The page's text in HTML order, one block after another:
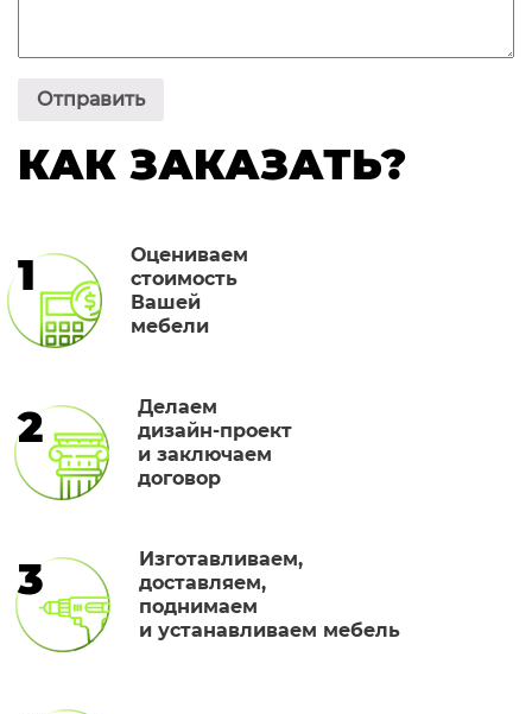
КАК ЗАКАЗАТЬ?
1
Оцениваем
стоимость
Вашей
мебели
2
Делаем
дизайн-проект
и заключаем
договор
3
Изготавливаем,
доставляем,
поднимаем
и устанавливаем мебель